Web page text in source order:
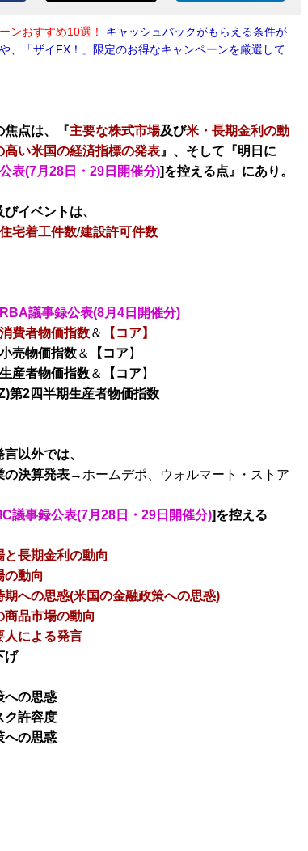
ンおすすめ10選！
キャッシュバックがもらえる条件が
、「ザイFX！」限定のお得なキャンペーンを厳選して
焦点は、『主要な株式市場及び米・長期金利の動
高い米国の経済指標の発表 』、そして『明日に
表(7月28日・29日開催分)]を控える点』にあり。
イベントは、
住宅着工件数/建設許可件数
RBA議事録公表(8月4日開催分)
消費者物価指数＆
【コア】
売物価指数＆ 【コア】
産者物価指数＆ 【コア】
第2四半期生産者物価指数
以外では、
の決算発表→ ホームデポ、ウォルマート・ストア
議事録公表(7月28日・29日開催分)]を控える
長期金利の動向
の動向
期への思惑(米国の金融政策への思惑)
商品市場の動向
人による発言
げ
への思惑
ク許容度
への思惑